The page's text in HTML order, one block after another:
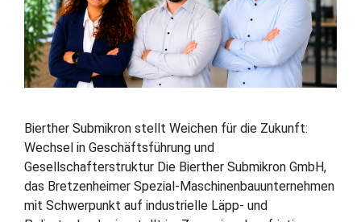
Bierther Submikron stellt Weichen für die Zukunft:
Wechsel in Geschäftsführung und
Gesellschafterstruktur Die Bierther Submikron GmbH,
das Bretzenheimer Spezial-Maschinenbauunternehmen
mit Schwerpunkt auf industrielle Läpp- und